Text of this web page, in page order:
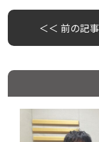
＜＜ 前の記事